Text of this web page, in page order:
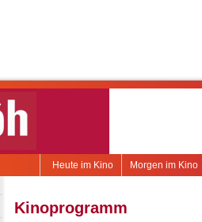
Morgen im Kino
Heute im Kino
Kinoprogramm